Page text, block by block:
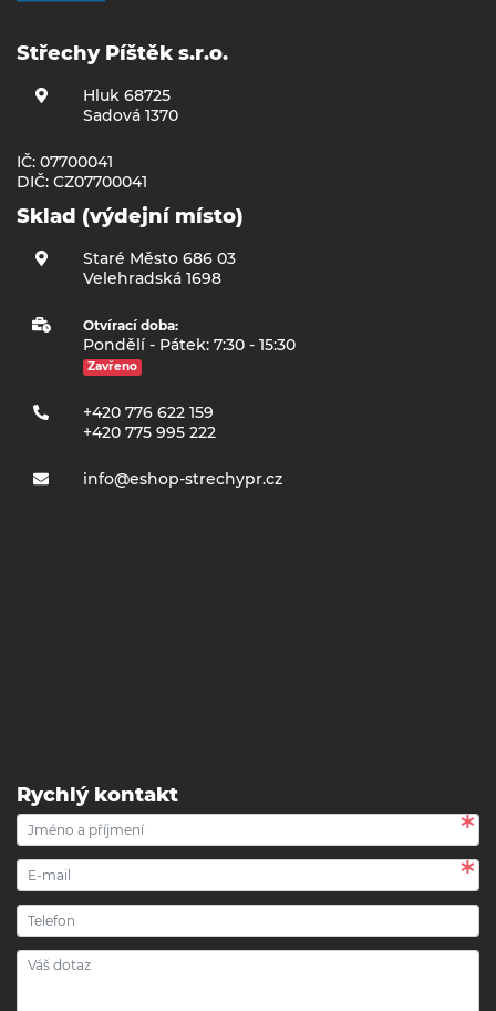
Střechy Píštěk s.r.o.
Hluk 68725
Sadová 1370
IČ: 07700041
DIČ: CZ07700041
Sklad (výdejní místo)
Staré Město 686 03
Velehradská 1698
Otvírací doba:
Pondělí - Pátek: 7:30 - 15:30
Zavřeno
+420 776 622 159
+420 775 995 222
info@eshop-strechypr.cz
Rychlý kontakt